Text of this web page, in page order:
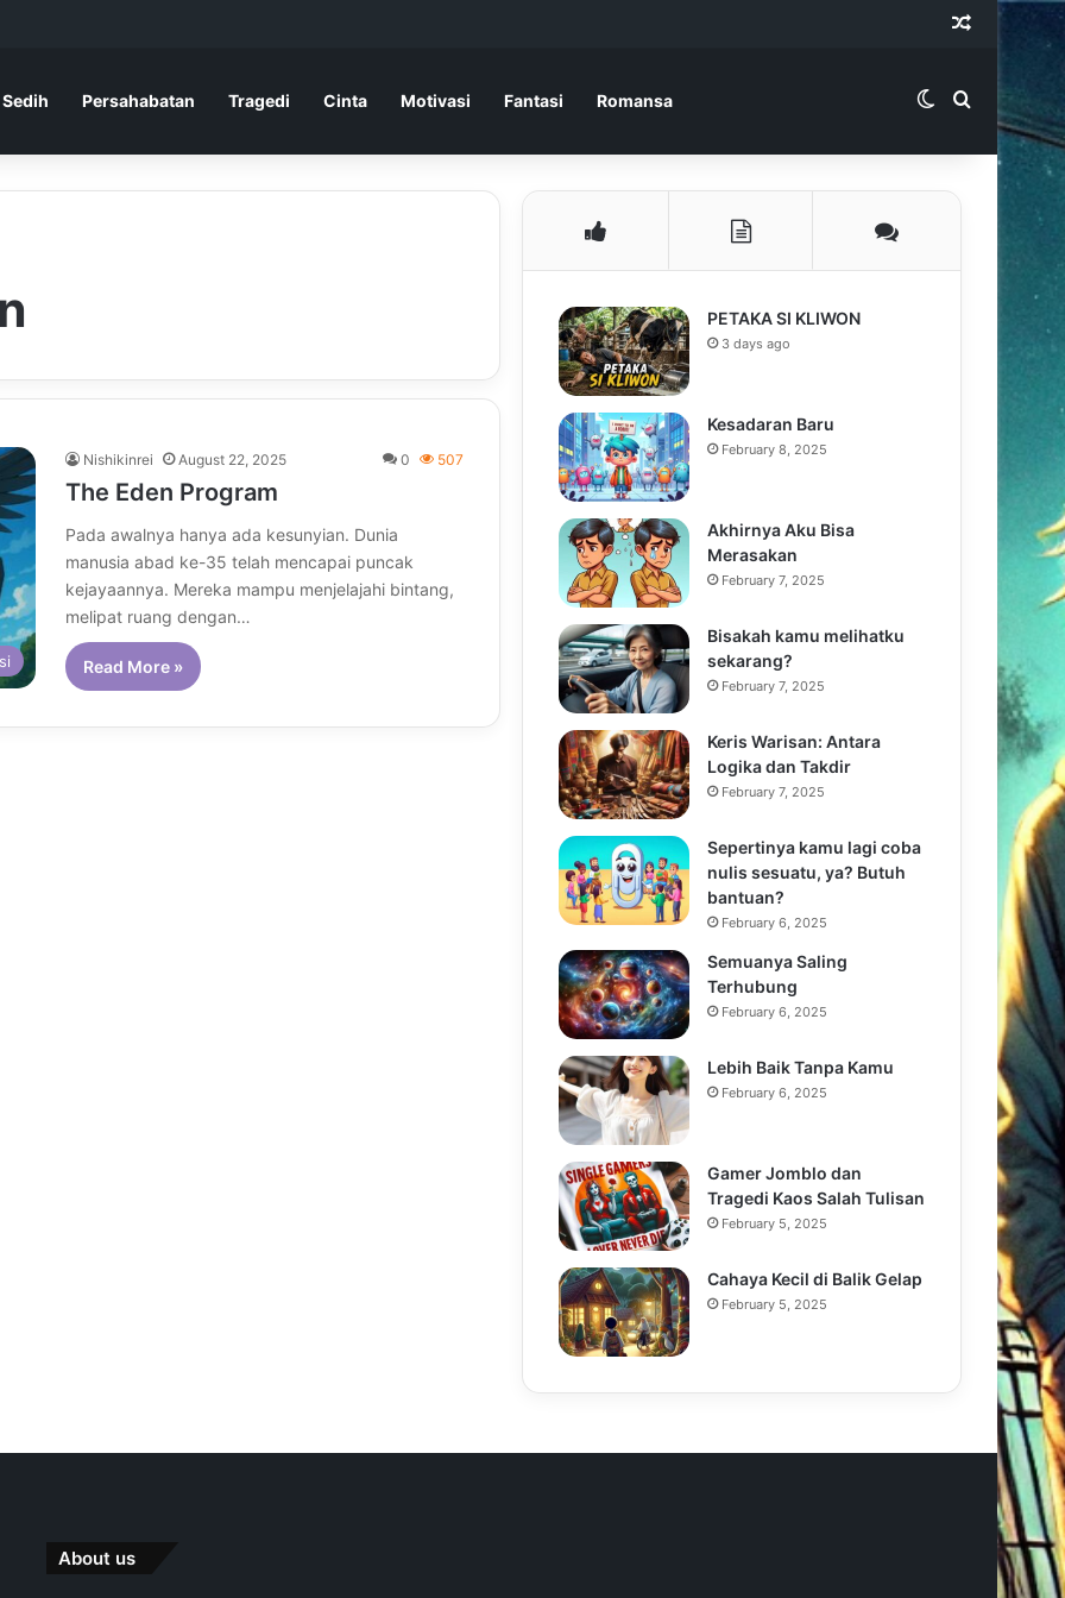
Random
Persahabatan Tragedi Cinta Motivasi Fantasi Romansa Switch skin
Search for
Nishikinrei August 22, 2025 0 507
The Eden Program
Pada awalnya hanya ada kesunyian. Dunia
manusia abad ke-35 telah mencapai puncak
kejayaannya. Mereka mampu menjelajahi bintang,
melipat ruang dengan…
Read More »
PETAKA SI KLIWON
3 days ago
Kesadaran Baru
February 8, 2025
Akhirnya Aku Bisa
Merasakan
February 7, 2025
Bisakah kamu melihatku
sekarang?
February 7, 2025
Keris Warisan: Antara
Logika dan Takdir
February 7, 2025
Sepertinya kamu lagi coba
nulis sesuatu, ya? Butuh
bantuan?
February 6, 2025
Semuanya Saling
Terhubung
February 6, 2025
Lebih Baik Tanpa Kamu
February 6, 2025
Gamer Jomblo dan
Tragedi Kaos Salah Tulisan
February 5, 2025
Cahaya Kecil di Balik Gelap
February 5, 2025
About us